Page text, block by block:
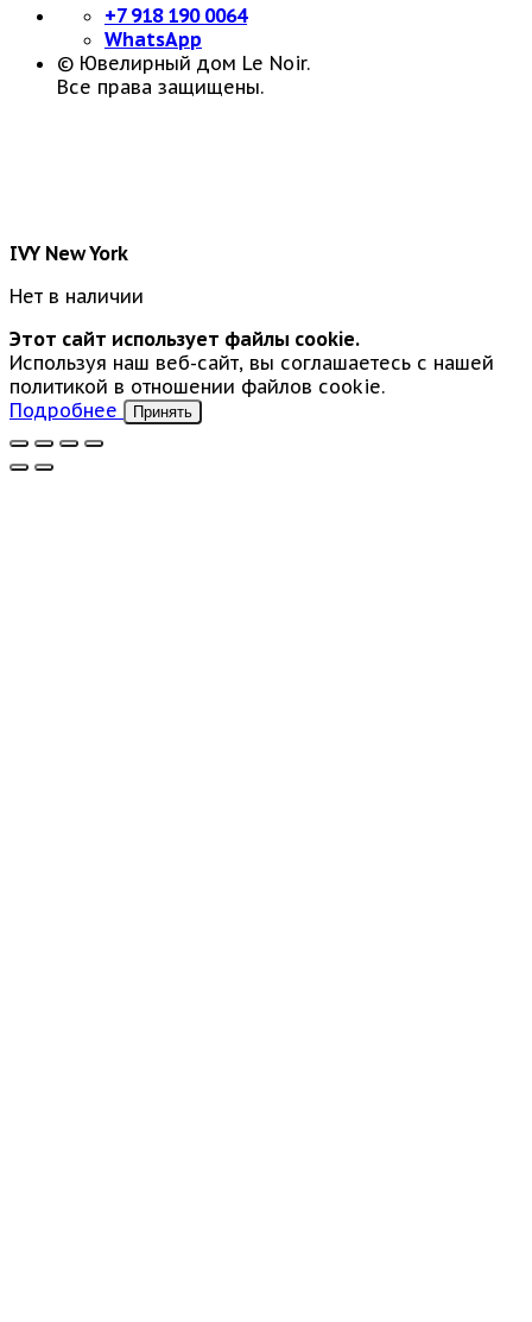
+7 918 190 0064
WhatsApp
© Ювелирный дом Le Noir.
Все права защищены.
IVY New York
Нет в наличии
Этот сайт использует файлы cookie.
Используя наш веб-сайт, вы соглашаетесь с нашей
политикой в отношении файлов cookie.
Подробнее
Принять